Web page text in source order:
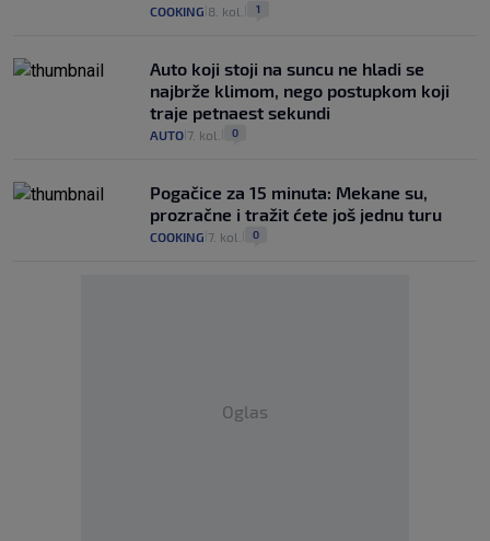
COOKING 8. kol. 1
Auto koji stoji na suncu ne hladi se
najbrže klimom, nego postupkom koji
traje petnaest sekundi
AUTO 7. kol. 0
Pogačice za 15 minuta: Mekane su,
prozračne i tražit ćete još jednu turu
COOKING 7. kol. 0
Oglas